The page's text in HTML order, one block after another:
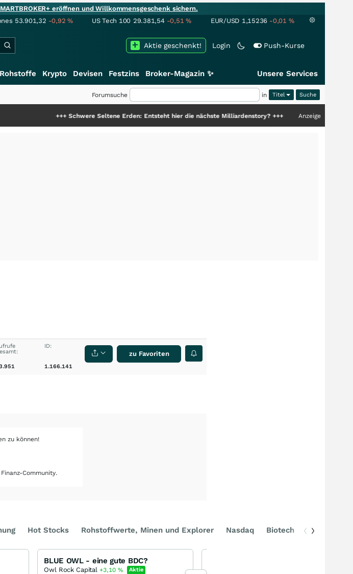
eröffnen und Willkommensgeschenk sichern.
53.901,32 -0,92% US Tech 100 29.381,54 -0,51% EUR/USD 1,15236 -0,01 %
Login Push-Kurse
Aktie geschenkt!
Rohstoffe Krypto Devisen Festzins Broker-Magazin ✨ Unsere Services
Forumsuche in Titel
Schwere Seltene Erden: Entsteht hier die nächste Milliardenstory?+++ Anzeige
ID:
1.166.141
zu Favoriten
zu können!
Community.
Hot Stocks Rohstoffwerte, Minen und Explorer Nasdaq Biotech DAX
BLUE OWL - eine gute BDC?
Owl Rock Capital +3,10% Aktie